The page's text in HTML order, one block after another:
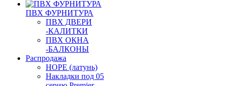
ПВХ ФУРНИТУРА
ПВХ ДВЕРИ
-КАЛИТКИ
ПВХ ОКНА
-БАЛКОНЫ
Распродажа
HOPE (латунь)
Накладки под 05